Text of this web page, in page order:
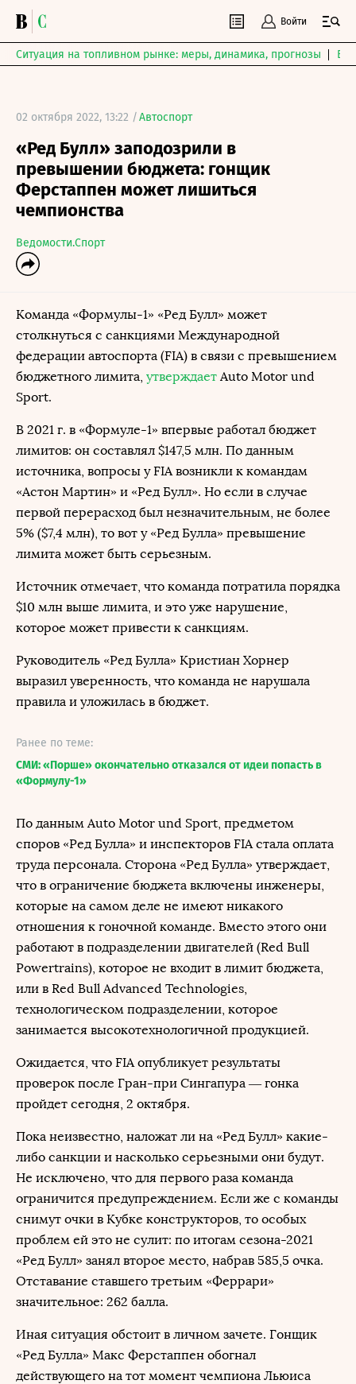
Войти
Ситуация на топливном рынке: меры, динамика, прогнозы
02 октября 2022, 13:22 /Автоспорт
«Ред Булл» заподозрили в
превышении бюджета: гонщик
Ферстаппен может лишиться
чемпионства
Ведомости.Спорт
Команда «Формулы-1» «Ред Булл» может
столкнуться с санкциями Международной
федерации автоспорта (FIA) в связи с превышением
бюджетного лимита, утверждает Auto Motor und
Sport.
В 2021 г. в «Формуле-1» впервые работал бюджет
лимитов: он составлял $147,5 млн. По данным
источника, вопросы у FIA возникли к командам
«Астон Мартин» и «Ред Булл». Но если в случае
первой перерасход был незначительным, не более
5% ($7,4 млн), то вот у «Ред Булла» превышение
лимита может быть серьезным.
Источник отмечает, что команда потратила порядка
$10 млн выше лимита, и это уже нарушение,
которое может привести к санкциям.
Руководитель «Ред Булла» Кристиан Хорнер
выразил уверенность, что команда не нарушала
правила и уложилась в бюджет.
Ранее по теме:
СМИ: «Порше» окончательно отказался от идеи попасть в
«Формулу-1»
По данным Auto Motor und Sport, предметом
споров «Ред Булла» и инспекторов FIA стала оплата
труда персонала. Сторона «Ред Булла» утверждает,
что в ограничение бюджета включены инженеры,
которые на самом деле не имеют никакого
отношения к гоночной команде. Вместо этого они
работают в подразделении двигателей (Red Bull
Powertrains), которое не входит в лимит бюджета,
или в Red Bull Advanced Technologies,
технологическом подразделении, которое
занимается высокотехнологичной продукцией.
Ожидается, что FIA опубликует результаты
проверок после Гран-при Сингапура — гонка
пройдет сегодня, 2 октября.
Пока неизвестно, наложат ли на «Ред Булл» какие-
либо санкции и насколько серьезными они будут.
Не исключено, что для первого раза команда
ограничится предупреждением. Если же с команды
снимут очки в Кубке конструкторов, то особых
проблем ей это не сулит: по итогам сезона-2021
«Ред Булл» занял второе место, набрав 585,5 очка.
Отставание ставшего третьим «Феррари»
значительное: 262 балла.
Иная ситуация обстоит в личном зачете. Гонщик
«Ред Булла» Макс Ферстаппен обогнал
действующего на тот момент чемпиона Льюиса